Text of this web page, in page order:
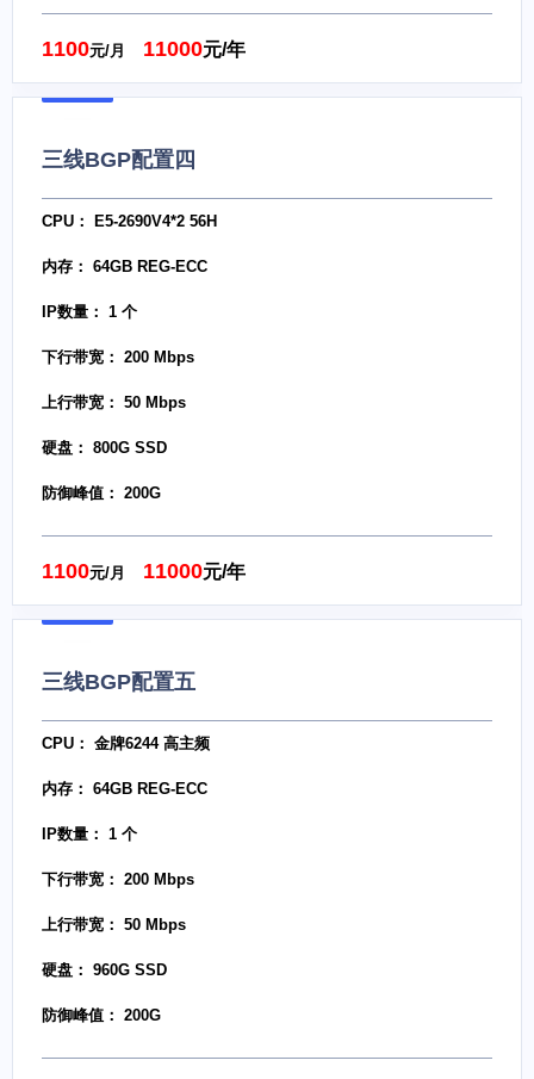
1100元/月 11000元/年
三线BGP配置四
CPU： E5-2690V4*2 56H
内存： 64GB REG-ECC
IP数量： 1 个
下行带宽： 200 Mbps
上行带宽： 50 Mbps
硬盘： 800G SSD
防御峰值： 200G
1100元/月 11000元/年
三线BGP配置五
CPU： 金牌6244 高主频
内存： 64GB REG-ECC
IP数量： 1 个
下行带宽： 200 Mbps
上行带宽： 50 Mbps
硬盘： 960G SSD
防御峰值： 200G